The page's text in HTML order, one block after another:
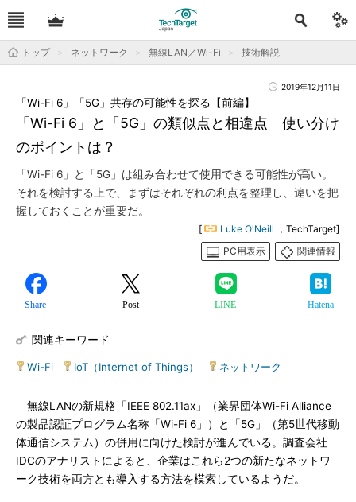
トップ ネットワーク 無線LAN／Wi-Fi 技術解説
2019年12月11日
「Wi-Fi 6」と「5G」の類似点と相違点 使い分け
のポイントは？
「Wi-Fi 6」「5G」共存の可能性を探る【前編】
「Wi-Fi 6」と「5G」は組み合わせて使用できる可能性が高い。
それを検討する上で、まずはそれぞれの利点を整理し、違いを把
握しておくことが重要だ。
[ Luke O'Neill ，TechTarget]
PC用表示
関連情報
Share Post LINE Hatena
関連キーワード
Wi-Fi IoT（Internet of Things） ネットワーク
無線LANの新規格「IEEE 802.11ax」（業界団体Wi-Fi Alliance
の製品認証プログラム名称「Wi-Fi 6」）と「5G」（第5世代移動
体通信システム）の併用に向けた検討が進んでいる。調査会社
IDCのアナリストによると、企業はこれら2つの新たなネットワ
ーク技術を両方とも導入する方法を模索しているようだ。